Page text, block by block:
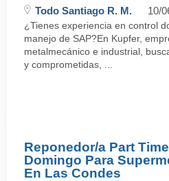
Todo Santiago R. M. 10/
¿Tienes experiencia en control
manejo de SAP?En Kupfer,
metalmecánico e industrial,
y comprometidas, ...
Reponedor/a Part
Domingo Para
En Las Condes